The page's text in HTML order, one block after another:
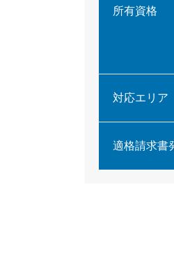
所有資格
対応エリア
適格請求書